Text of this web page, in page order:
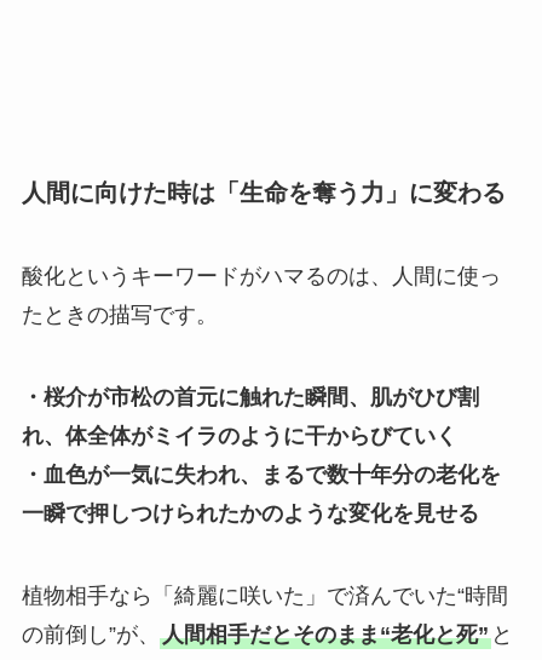
人間に向けた時は「生命を奪う力」に変わる
酸化というキーワードがハマるのは、人間に使っ
たときの描写です。
・桜介が市松の首元に触れた瞬間、肌がひび割
れ、体全体がミイラのように干からびていく
・血色が一気に失われ、まるで数十年分の老化を
一瞬で押しつけられたかのような変化を見せる
植物相手なら「綺麗に咲いた」で済んでいた“時間
の前倒し”が、 人間相手だとそのまま“老化と死”と